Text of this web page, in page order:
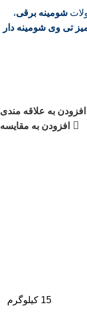
شومینه برقی،
تی وی شومینه دار
افزودن به علاقه مندی
افزودن به مقایسه
15 کیلوگرم